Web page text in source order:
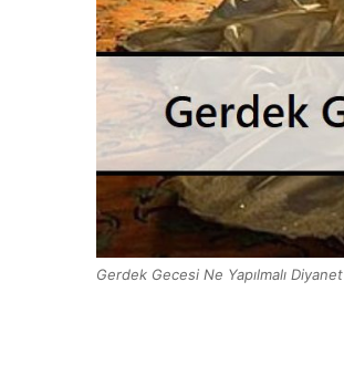
Gerdek Gecesi Ne Yapılmalı Diyanet